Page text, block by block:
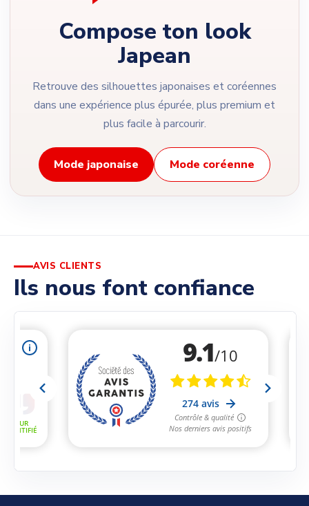
Compose ton look
Japean
Retrouve des silhouettes japonaises et coréennes
dans une expérience plus épurée, plus premium et
plus facile à parcourir.
Mode japonaise Mode coréenne
AVIS CLIENTS
Ils nous font confiance